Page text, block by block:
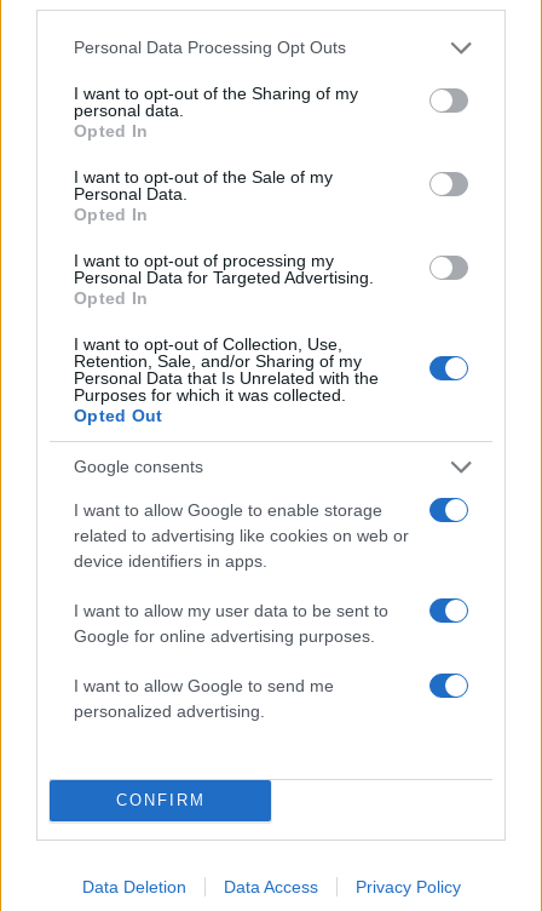
Please note that this website/app uses one or more Google
not limited to your visit or usage behaviour. You may click to
grant or deny consent to Google and its third-party tags to
use your data for below specified purposes in below Google
consent section.
Personal Data Processing Opt Outs
I want to opt-out of the Sharing of my
personal data.
Opted In
I want to opt-out of the Sale of my
Personal Data.
Opted In
I want to opt-out of processing my
Personal Data for Targeted Advertising.
Opted In
I want to opt-out of Collection, Use,
Retention, Sale, and/or Sharing of my
Personal Data that Is Unrelated with the
Purposes for which it was collected.
Opted Out
Google consents
I want to allow Google to enable storage
related to advertising like cookies on web or
device identifiers in apps.
I want to allow my user data to be sent to
Google for online advertising purposes.
I want to allow Google to send me
personalized advertising.
CONFIRM
Data Deletion Data Access Privacy Policy
3Πάρος: «Αν ήταν κάποιος πάνω από την
Η σπαρακτική περιγραφή του πατέρα και
του beach bar
Γιάννης Παπαμιχαήλ: «Η απαγόρευση
φωνής της Αλίκης Βουγιουκλάκη μέσω AI»
Ο δημοσιογράφος Βασίλης Τσεκούρας
του, Γωγώ Μπαλή
Πιο σχολιασμένα
Στην Κρήτη ο Κυριάκος Μητσοτάκης,
συνεχίζει τις ολιγοήμερες διακοπές του –
Πού βρέθηκε το Σάββατο
Το οικονομικό πρόγραμμα της ΕΛΑΣ που
θα παρουσιάσει ο Αλέξης Τσίπρας στη
Θεσσαλονίκη: Σχέδιο τετραετίας
ΕΛΑΣ: Ο Αλέξης Δέδες ο πρώτος
υποψήφιος βουλευτής του κόμματος –
Από τα διοικητικά της ΑΕΚ στην πολιτική
σκηνή
916 προϊόντα στην εθνική πρωτοβουλία,
ανάμεσά τους 130 σχολικά
δολοφονημένους Κύπριους ήρωες Ισαάκ
– Σολωμού